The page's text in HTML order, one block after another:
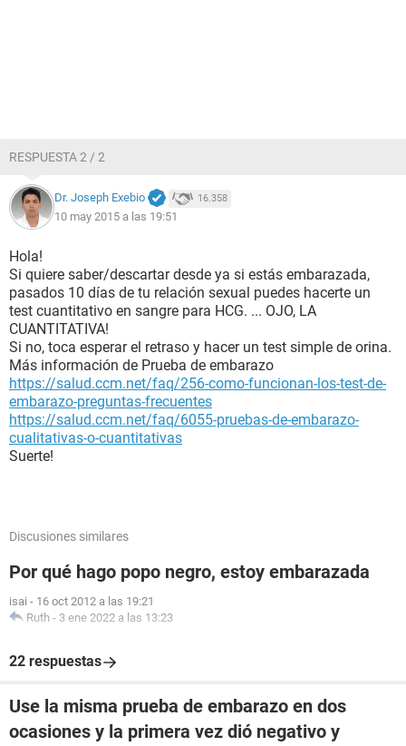
RESPUESTA 2 / 2
Dr. Joseph Exebio 16.358
10 may 2015 a las 19:51
Hola!
Si quiere saber/descartar desde ya si estás embarazada,
pasados 10 días de tu relación sexual puedes hacerte un
test cuantitativo en sangre para HCG. ... OJO, LA
CUANTITATIVA!
Si no, toca esperar el retraso y hacer un test simple de orina.
Más información de Prueba de embarazo
https://salud.ccm.net/faq/256-como-funcionan-los-test-de-
embarazo-preguntas-frecuentes
https://salud.ccm.net/faq/6055-pruebas-de-embarazo-
cualitativas-o-cuantitativas
Suerte!
Discusiones similares
Por qué hago popo negro, estoy embarazada
isai - 16 oct 2012 a las 19:21
Ruth - 3 ene 2022 a las 13:23
22 respuestas
Use la misma prueba de embarazo en dos
ocasiones y la primera vez dió negativo y